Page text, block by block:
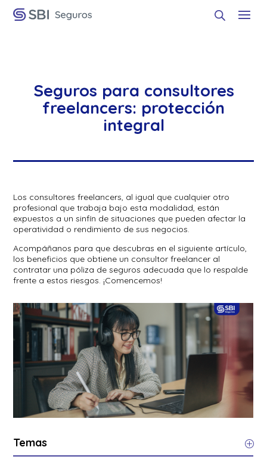
Seguros para consultores
freelancers: protección
integral
Los consultores freelancers, al igual que cualquier otro
profesional que trabaja bajo esta modalidad, están
expuestos a un sinfín de situaciones que pueden afectar la
operatividad o rendimiento de sus negocios.
Acompáñanos para que descubras en el siguiente artículo,
los beneficios que obtiene un consultor freelancer al
contratar una póliza de seguros adecuada que lo respalde
frente a estos riesgos. ¡Comencemos!
Temas